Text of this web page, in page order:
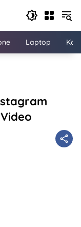
Laptop